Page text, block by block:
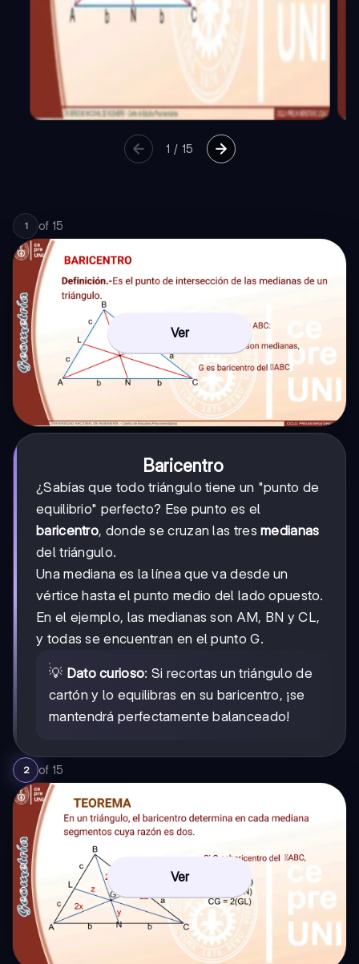
1 / 15
1 of 15
Ver
Baricentro
¿Sabías que todo triángulo tiene un "punto de
equilibrio" perfecto? Ese punto es el
baricentro, donde se cruzan las tresmedianas
del triángulo.
Una mediana es la línea que va desde un
vértice hasta el punto medio del lado opuesto.
En el ejemplo, las medianas son AM, BN y CL,
y todas se encuentran en el punto G.
💡 Dato curioso: Si recortas un triángulo de
cartón y lo equilibras en su baricentro, ¡se
mantendrá perfectamente balanceado!
2 of 15
Ver